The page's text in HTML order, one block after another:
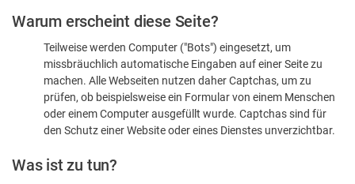
Bitte
dass
sind
Warum erscheint diese Seite?
Teilweise werden Computer ("Bots") eingesetzt, um
missbräuchlich automatische Eingaben auf einer Seite zu
machen. Alle Webseiten nutzen daher Captchas, um zu
prüfen, ob beispielsweise ein Formular von einem Menschen
oder einem Computer ausgefüllt wurde. Captchas sind für
den Schutz einer Website oder eines Dienstes unverzichtbar.
Was ist zu tun?